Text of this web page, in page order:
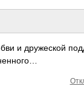
и друж­еской